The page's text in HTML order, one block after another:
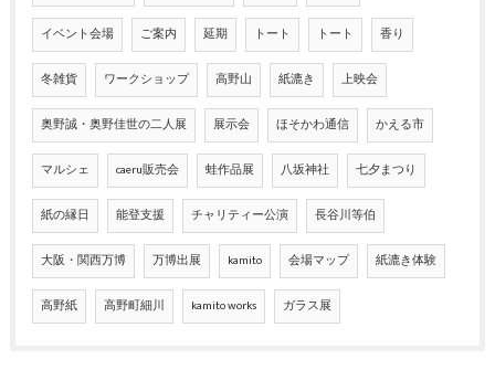
イベント会場 ご案内 延期 トート トート 香り
冬雑貨 ワークショップ 高野山 紙漉き 上映会
奥野誠・奥野佳世の二人展 展示会 ほそかわ通信 かえる市
マルシェ caeru販売会 蛙作品展 八坂神社 七夕まつり
紙の縁日 能登支援 チャリティー公演 長谷川等伯
大阪・関西万博 万博出展 kamito 会場マップ 紙漉き体験
高野紙 高野町細川 kamito works ガラス展